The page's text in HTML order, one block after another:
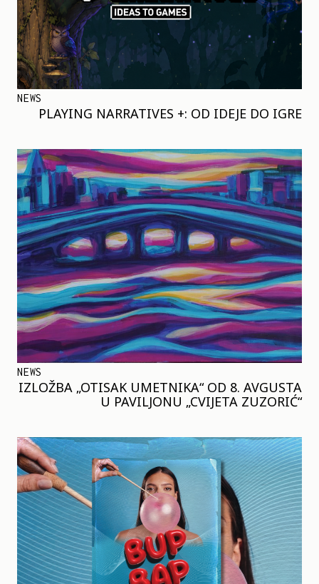
NEWS
PLAYING NARRATIVES +: OD IDEJE DO IGRE
NEWS
IZLOŽBA „OTISAK UMETNIKA“ OD 8. AVGUSTA
U PAVILJONU „CVIJETA ZUZORIĆ“